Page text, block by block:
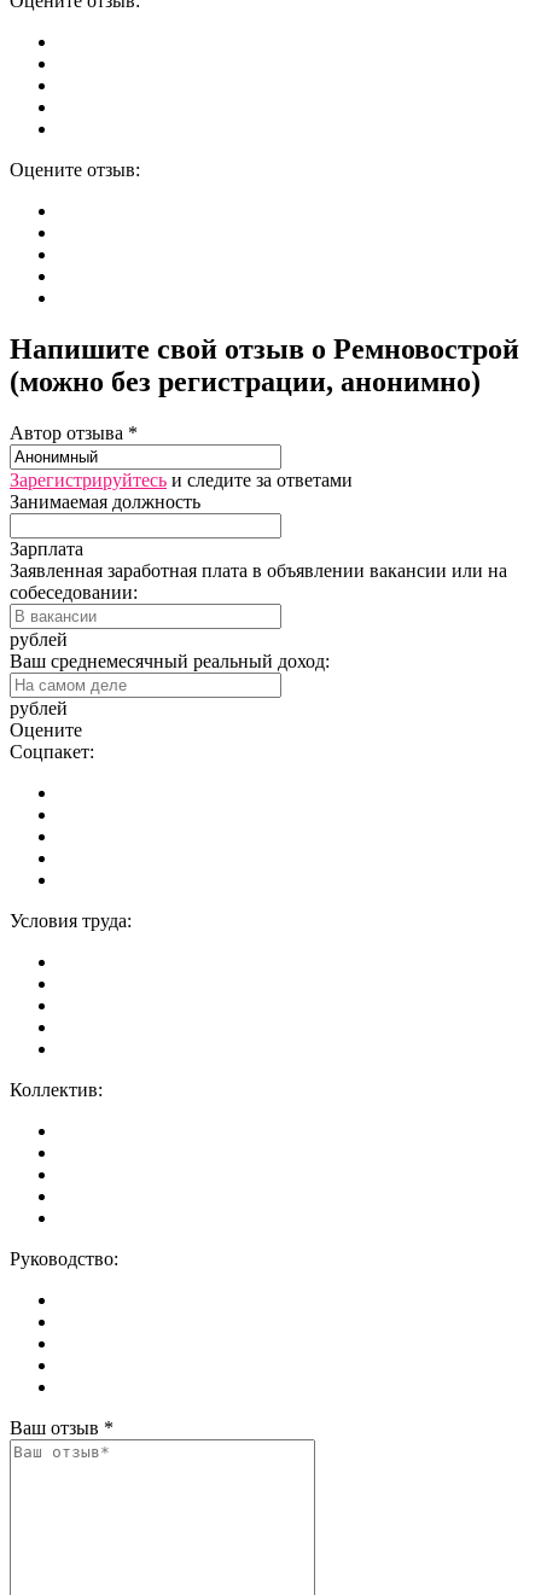
Оцените отзыв:
Напишите свой отзыв о Ремновострой
(можно без регистрации, анонимно)
Автор отзыва *
Зарегистрируйтесь и следите за ответами
Занимаемая должность
Зарплата
Заявленная заработная плата в объявлении вакансии или на
собеседовании:
рублей
Ваш среднемесячный реальный доход:
рублей
Оцените
Соцпакет:
Условия труда:
Коллектив:
Руководство:
Ваш отзыв *